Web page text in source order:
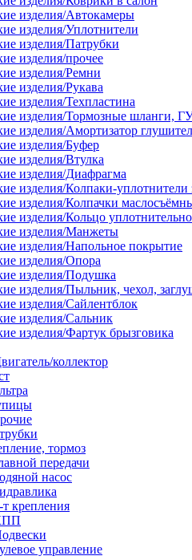
изделия/Автокамеры
изделия/Уплотнители
изделия/Патрубки
изделия/прочее
изделия/Ремни
изделия/Рукава
изделия/Техпластина
изделия/Тормозные шланги,
изделия/Амортизатор
изделия/Буфер
изделия/Втулка
изделия/Диафрагма
изделия/Колпаки-
изделия/Колпачки
изделия/Кольцо
изделия/Манжеты
изделия/Напольное покрытие
изделия/Опора
изделия/Подушка
изделия/Пыльник, чехол,
изделия/Сайлентблок
изделия/Сальник
изделия/Фартук брызговика
коллектор
тормоз
передачи
насос
крепления
управление